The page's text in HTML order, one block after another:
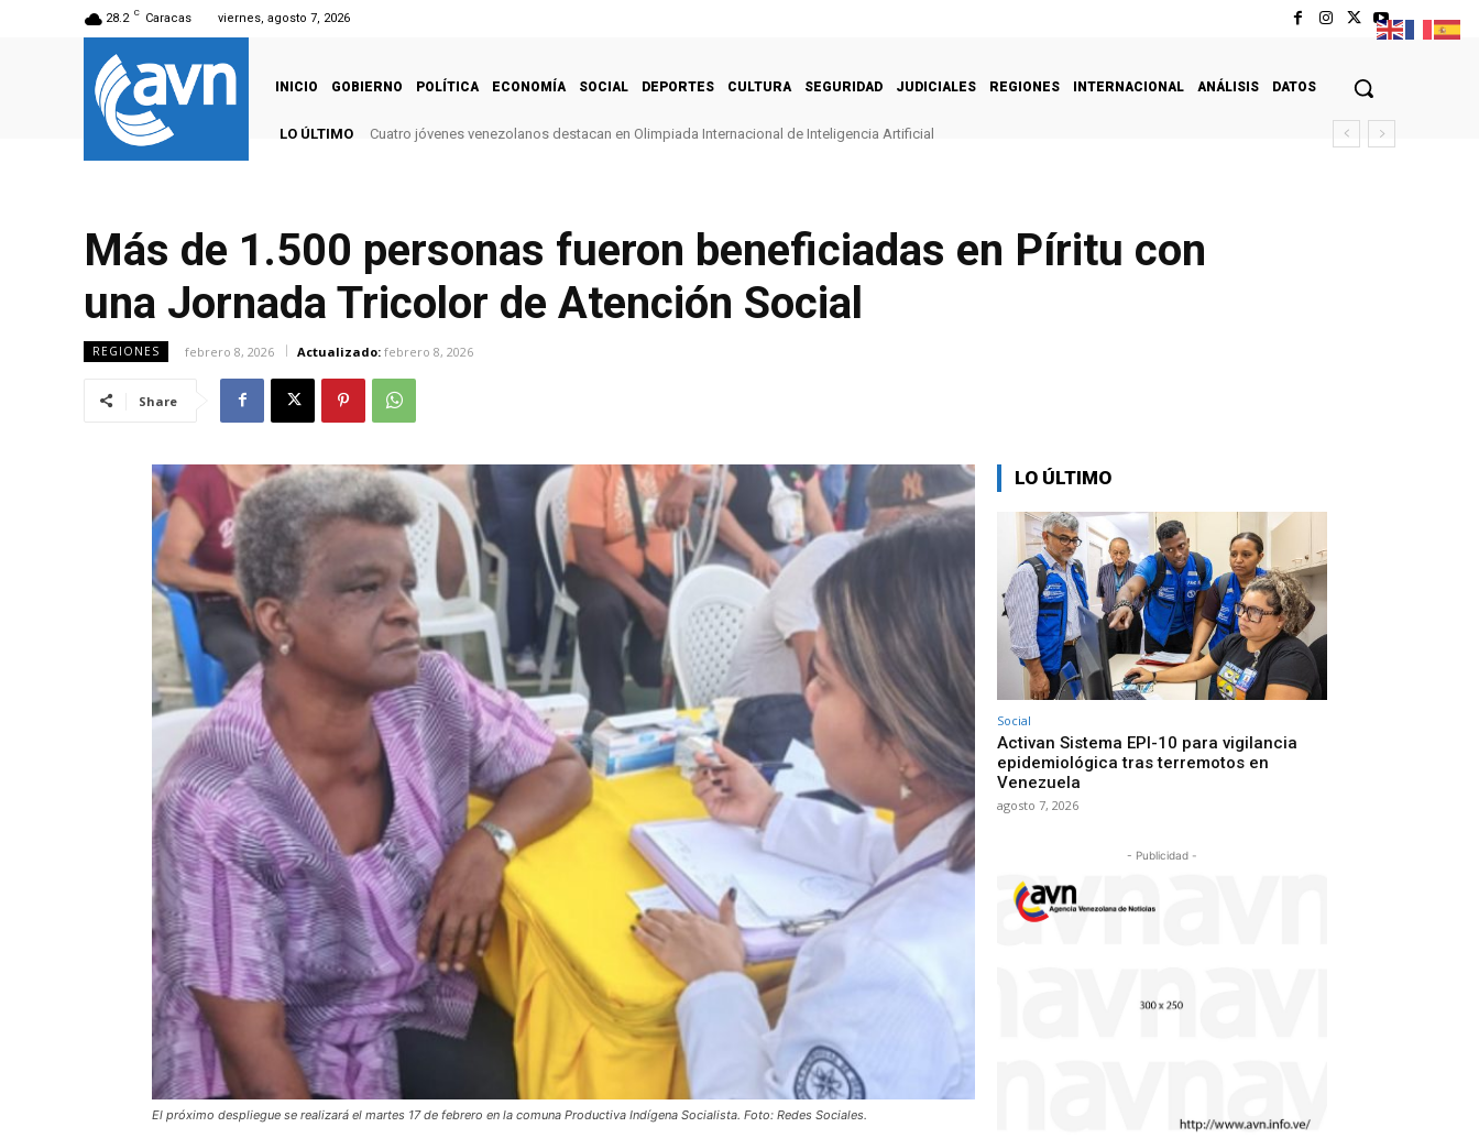
28.2 C Caracas viernes, agosto 7, 2026
INICIO GOBIERNO POLÍTICA ECONOMÍA SOCIAL DEPORTES CULTURA SEGURIDAD JUDICIALES REGIONES INTERNACIONAL ANÁLISIS DATOS
LO ÚLTIMO Cuatro jóvenes venezolanos destacan en Olimpiada Internacional de Inteligencia Artificial
Más de 1.500 personas fueron beneficiadas en Píritu con
una Jornada Tricolor de Atención Social
REGIONES febrero 8, 2026 Actualizado: febrero 8, 2026
Share
El próximo despliegue se realizará el martes 17 de febrero en la comuna Productiva Indígena Socialista. Foto: Redes Sociales.
LO ÚLTIMO
Social
Activan Sistema EPI-10 para vigilancia
epidemiológica tras terremotos en
Venezuela
agosto 7, 2026
- Publicidad -